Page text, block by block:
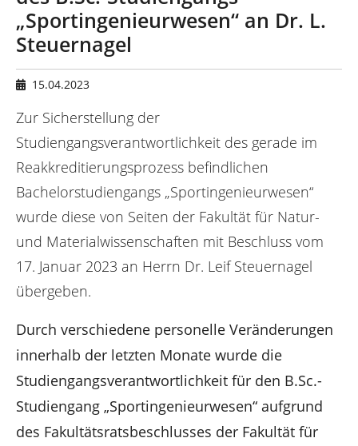
h
i
r
:
„Sportingenieurwesen“ an Dr. L.
Steuernagel
15.04.2023
Zur Sicherstellung der
Studiengangsverantwortlichkeit des gerade im
Reakkreditierungsprozess befindlichen
Bachelorstudiengangs „Sportingenieurwesen“
wurde diese von Seiten der Fakultät für Natur-
und Materialwissenschaften mit Beschluss vom
17. Januar 2023 an Herrn Dr. Leif Steuernagel
übergeben.
Durch verschiedene personelle Veränderungen
innerhalb der letzten Monate wurde die
Studiengangsverantwortlichkeit für den B.Sc.-
Studiengang „Sportingenieurwesen“ aufgrund
des Fakultätsratsbeschlusses der Fakultät für